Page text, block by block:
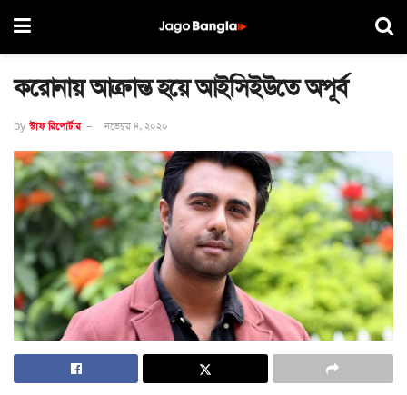
করোনায় আক্রান্ত হয়ে আইসিইউতে অপূর্ব
by স্টাফ রিপোর্টার নভেম্বর ৪, ২০২০